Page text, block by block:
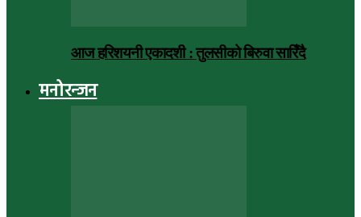
आज हरिशयनी एकादशी : तुलसीको बिरुवा सारिँदै
मनोरन्जन